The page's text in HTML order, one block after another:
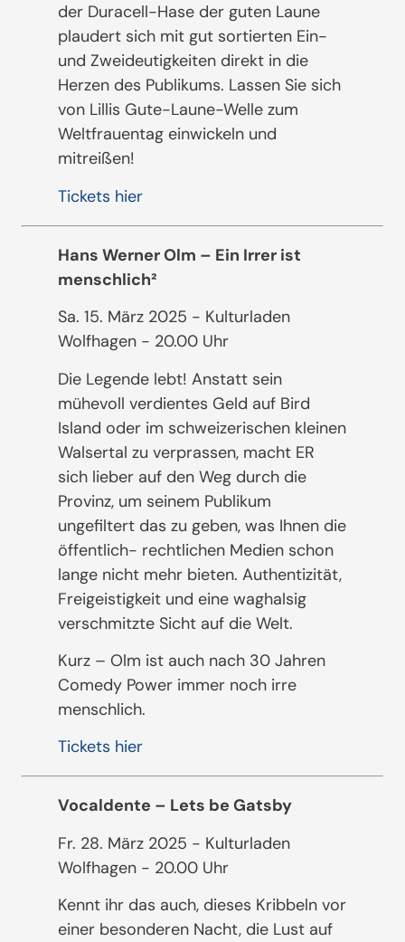
der Duracell-Hase der guten Laune
plaudert sich mit gut sortierten Ein-
und Zweideutigkeiten direkt in die
Herzen des Publikums. Lassen Sie sich
von Lillis Gute-Laune-Welle zum
Weltfrauentag einwickeln und
mitreißen!
Tickets hier
Hans Werner Olm – Ein Irrer ist
menschlich²
Sa. 15. März 2025 - Kulturladen
Wolfhagen - 20.00 Uhr
Die Legende lebt! Anstatt sein
mühevoll verdientes Geld auf Bird
Island oder im schweizerischen kleinen
Walsertal zu verprassen, macht ER
sich lieber auf den Weg durch die
Provinz, um seinem Publikum
ungefiltert das zu geben, was Ihnen die
öffentlich- rechtlichen Medien schon
lange nicht mehr bieten. Authentizität,
Freigeistigkeit und eine waghalsig
verschmitzte Sicht auf die Welt.
Kurz – Olm ist auch nach 30 Jahren
Comedy Power immer noch irre
menschlich.
Tickets hier
Vocaldente – Lets be Gatsby
Fr. 28. März 2025 - Kulturladen
Wolfhagen - 20.00 Uhr
Kennt ihr das auch, dieses Kribbeln vor
einer besonderen Nacht, die Lust auf